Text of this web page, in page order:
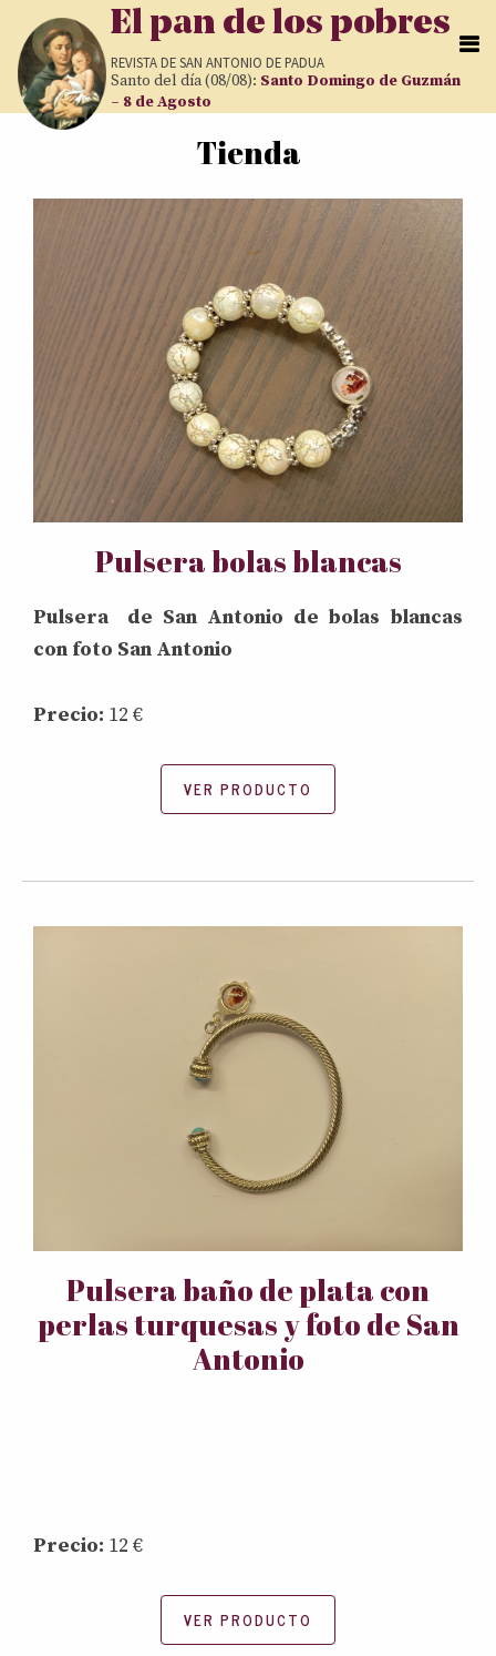
Pasar al contenido principal
El pan de los pobres
REVISTA DESAN ANTONIO DE PADUA
Santo del día (08/08): Santo Domingo de Guzmán
– 8 de Agosto
Tienda
Pulsera bolas blancas
Pulsera de San Antonio de bolas blancas
con foto San Antonio
Precio: 12 €
VER PRODUCTO
Pulsera baño de plata con
perlas turquesas y foto de San
Antonio
Precio: 12 €
VER PRODUCTO